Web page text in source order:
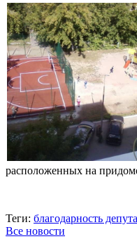
расположенных на
Теги: благодарность
Все новости